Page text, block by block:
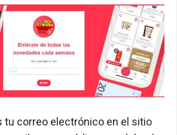
tu correo electrónico en el sitio